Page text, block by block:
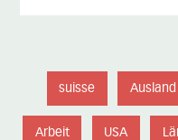
suisse Ausland
Arbeit USA